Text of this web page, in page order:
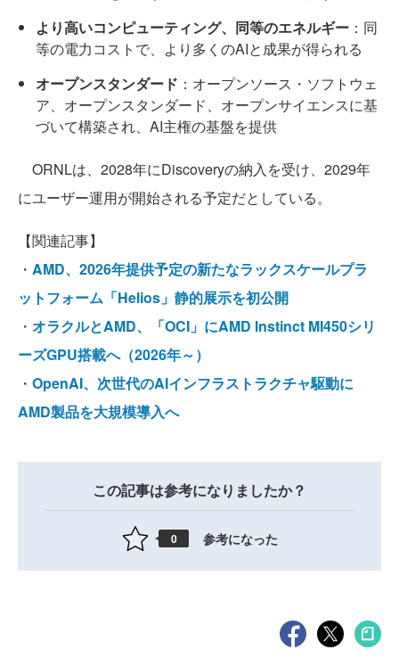
より高いコンピューティング、同等のエネルギー ：同
等の電力コストで、より多くのAIと成果が得られる
オープンスタンダード ：オープンソース・ソフトウェ
ア、オープンスタンダード、オープンサイエンスに基
づいて構築され、AI主権の基盤を提供
ORNLは、2028年にDiscoveryの納入を受け、2029年
にユーザー運用が開始される予定だとしている。
【関連記事】
・ AMD、2026年提供予定の新たなラックスケールプラ
ットフォーム「Helios」静的展示を初公開
・ オラクルとAMD、「OCI」にAMD Instinct MI450シリ
ーズGPU搭載へ（2026年～）
・ OpenAI、次世代のAIインフラストラクチャ駆動に
AMD製品を大規模導入へ
この記事は参考になりましたか？
0 参考になった